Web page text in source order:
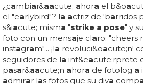
¿cambiar&aacute; ahora el b&oa
el "earlybird"? la actriz de 'barridos
s&iacute; misma "strike a pose" y
foto con un mensaje claro: "cheers
instagram"... ¡la revoluci&oacute;n!
seguidores de la int&eacute;rprete
pasar&aacute;n ahora de fotolog a
admirar las fotos que su diva comp